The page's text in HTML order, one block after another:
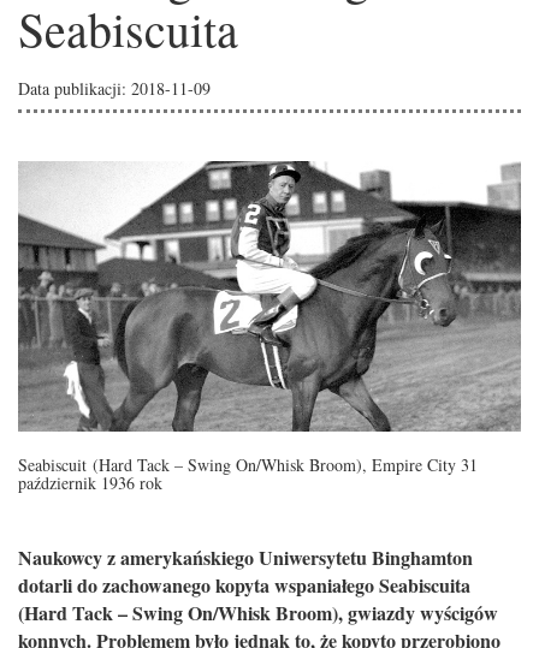
Seabiscuita
Data publikacji: 2018-11-09
Seabiscuit (Hard Tack – Swing On/Whisk Broom), Empire City 31
październik 1936 rok
Naukowcy z amerykańskiego Uniwersytetu Binghamton
dotarli do zachowanego kopyta wspaniałego Seabiscuita
(Hard Tack – Swing On/Whisk Broom), gwiazdy wyścigów
konnych. Problemem było jednak to, że kopyto przerobiono